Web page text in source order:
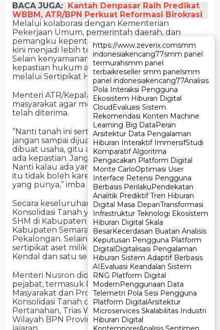
https://www.zeverix.comsmm
indonesiakencang77smm panel
termurahsmm panel
terbaikreseller smm panelsmm
panel indonesiakencang77Analisis
Pola Interaksi Pengguna
Ekosistem Hiburan Digital
CloudEvaluasi Sistem
Rekomendasi Konten Machine
Learning Big DataPeran
Arsitektur Data Pengalaman
Hiburan Interaktif ImmersifStudi
Komparatif Algoritma
Pengacakan Platform Digital
Monte CarloOptimasi User
Interface Retensi Pengguna
Berbasis PerilakuPendekatan
Analitik Prediktif Tren Hiburan
Digital Masa DepanTransformasi
Infrastruktur Teknologi Ekosistem
Hiburan Digital Skala
BesarKecerdasan Buatan Analisis
Keputusan Pengguna Platform
DigitalDigitalisasi Pengalaman
Hiburan Sistem Adaptif Berbasis
AIEvaluasi Keandalan Sistem
RNG Platform Digital
ModernPenggunaan Data
Telemetri Pola Sesi Pengguna
Platform DigitalArsitektur
Microservices Skalabilitas Industri
Hiburan Digital
https://www.zeverix.comsmm
indonesiakencang77smm panel
termurahsmm panel
terbaikreseller smm panelsmm
panel indonesiakencang77Analisis
Pola Interaksi Pengguna
Ekosistem Hiburan Digital
CloudEvaluasi Sistem
Rekomendasi Konten Machine
Learning Big DataPeran
Arsitektur Data Pengalaman
Hiburan Interaktif ImmersifStudi
Komparatif Algoritma
Pengacakan Platform Digital
Monte CarloOptimasi User
Interface Retensi Pengguna
Berbasis PerilakuPendekatan
Analitik Prediktif Tren Hiburan
Digital Masa DepanTransformasi
Infrastruktur Teknologi Ekosistem
Hiburan Digital Skala
BesarKecerdasan Buatan Analisis
Keputusan Pengguna Platform
DigitalDigitalisasi Pengalaman
Hiburan Sistem Adaptif Berbasis
AIEvaluasi Keandalan Sistem
RNG Platform Digital
ModernPenggunaan Data
Telemetri Pola Sesi Pengguna
Platform DigitalArsitektur
Microservices Skalabilitas Industri
Hiburan Digital
BACA JUGA: Kantah Denpasar Raih Predikat
WBBM, ATR/BPN Perkuat Reformasi Birokrasi
Melalui kolaborasi dengan Kementerian
Pekerjaan Umum, pemerintah daerah, dan
pemangku kepentingan lainnya, permukiman
kini menjadi lebih tertata, sehat, dan nyaman.
Selain kenyamanan, warga juga mendapatkan
kepastian hukum atas tempat tinggal mereka
melalui Sertipikat Hak Milik (SHM).
Menteri ATR/Kepala BPN berpesan kepada
masyarakat agar menjaga sertipikat tanah yang
telah diterima.
“Nanti tanah ini sertipikatnya Bapak/Ibu simpan,
jangan sampai dijual lagi, jangan digadaikan, bisa
dibuat usaha, gitu aja. Sebab kalau ada sertipikat,
ada kepastian. Jangan sampai tidak ada kepastian.
Nanti kalau ada yang menduduki tanah tersebut,
itu tidak boleh karena ini tanahnya sudah ada
yang punya,” imba Menteri Nusron.
Secara keseluruhan, 546 sertipikat hasil
Konsolidasi Tanah yang diserahkan meliputi 121
SHM di Kabupaten Kendal, 210 SHM di
Kabupaten Semarang, serta 215 SHM di Kota
Pekalongan. Selain itu, turut diserahkan satu
sertipikat aset milik Pemerintah Kabupaten
Kendal dan satu sertipikat wakaf.
Menteri Nusron didampingi oleh sejumlah
pejabat, termasuk Kepala Biro Hubungan
Masyarakat dan Protokol, Shamy Ardian; Direktur
Konsolidasi Tanah dan Pengembangan
Pertanahan, Trias Wiriahadi; serta Kepala Kantor
Wilayah BPN Provinsi Jawa Tengah, Lampri dan
jajaran.